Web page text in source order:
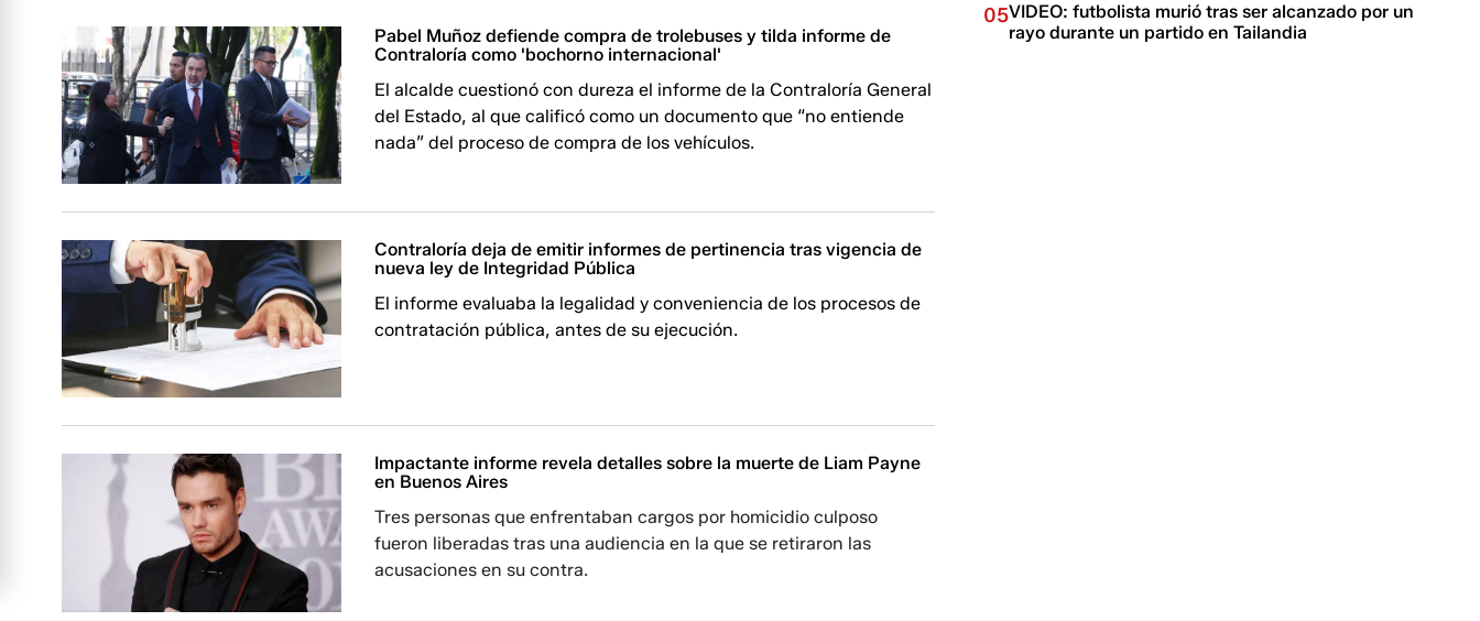
Pabel Muñoz defiende compra de trolebuses y tilda informe de
Contraloría como 'bochorno internacional'
El alcalde cuestionó con dureza el informe de la Contraloría General
del Estado, al que calificó como un documento que “no entiende
nada” del proceso de compra de los vehículos.
Contraloría deja de emitir informes de pertinencia tras vigencia de
nueva ley de Integridad Pública
El informe evaluaba la legalidad y conveniencia de los procesos de
contratación pública, antes de su ejecución.
Impactante informe revela detalles sobre la muerte de Liam Payne
en Buenos Aires
Tres personas que enfrentaban cargos por homicidio culposo
fueron liberadas tras una audiencia en la que se retiraron las
acusaciones en su contra.
05VIDEO: futbolista murió tras ser alcanzado por un
rayo durante un partido en Tailandia